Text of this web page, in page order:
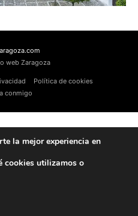
web Zaragoza
Política de cookies
conmigo
la mejor experiencia en
cookies utilizamos o